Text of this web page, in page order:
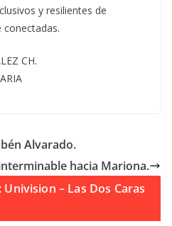
y resilientes de
CH.
Alvarado.
hacia Mariona.
Univision – Las Dos Caras